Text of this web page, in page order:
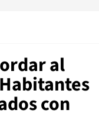
al
con